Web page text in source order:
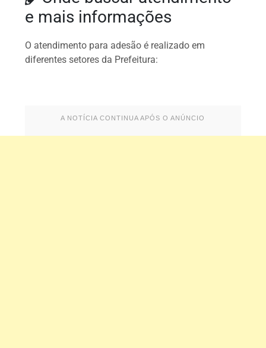
e mais informações
O atendimento para adesão é realizado em
diferentes setores da Prefeitura:
A NOTÍCIA CONTINUA APÓS O ANÚNCIO